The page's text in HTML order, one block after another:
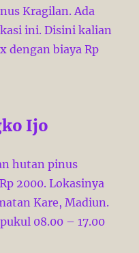
Kragilan. Ada
ini. Disini kalian
dengan biaya Rp
Ijo
hutan pinus
2000. Lokasinya
Kare, Madiun.
08.00 – 17.00